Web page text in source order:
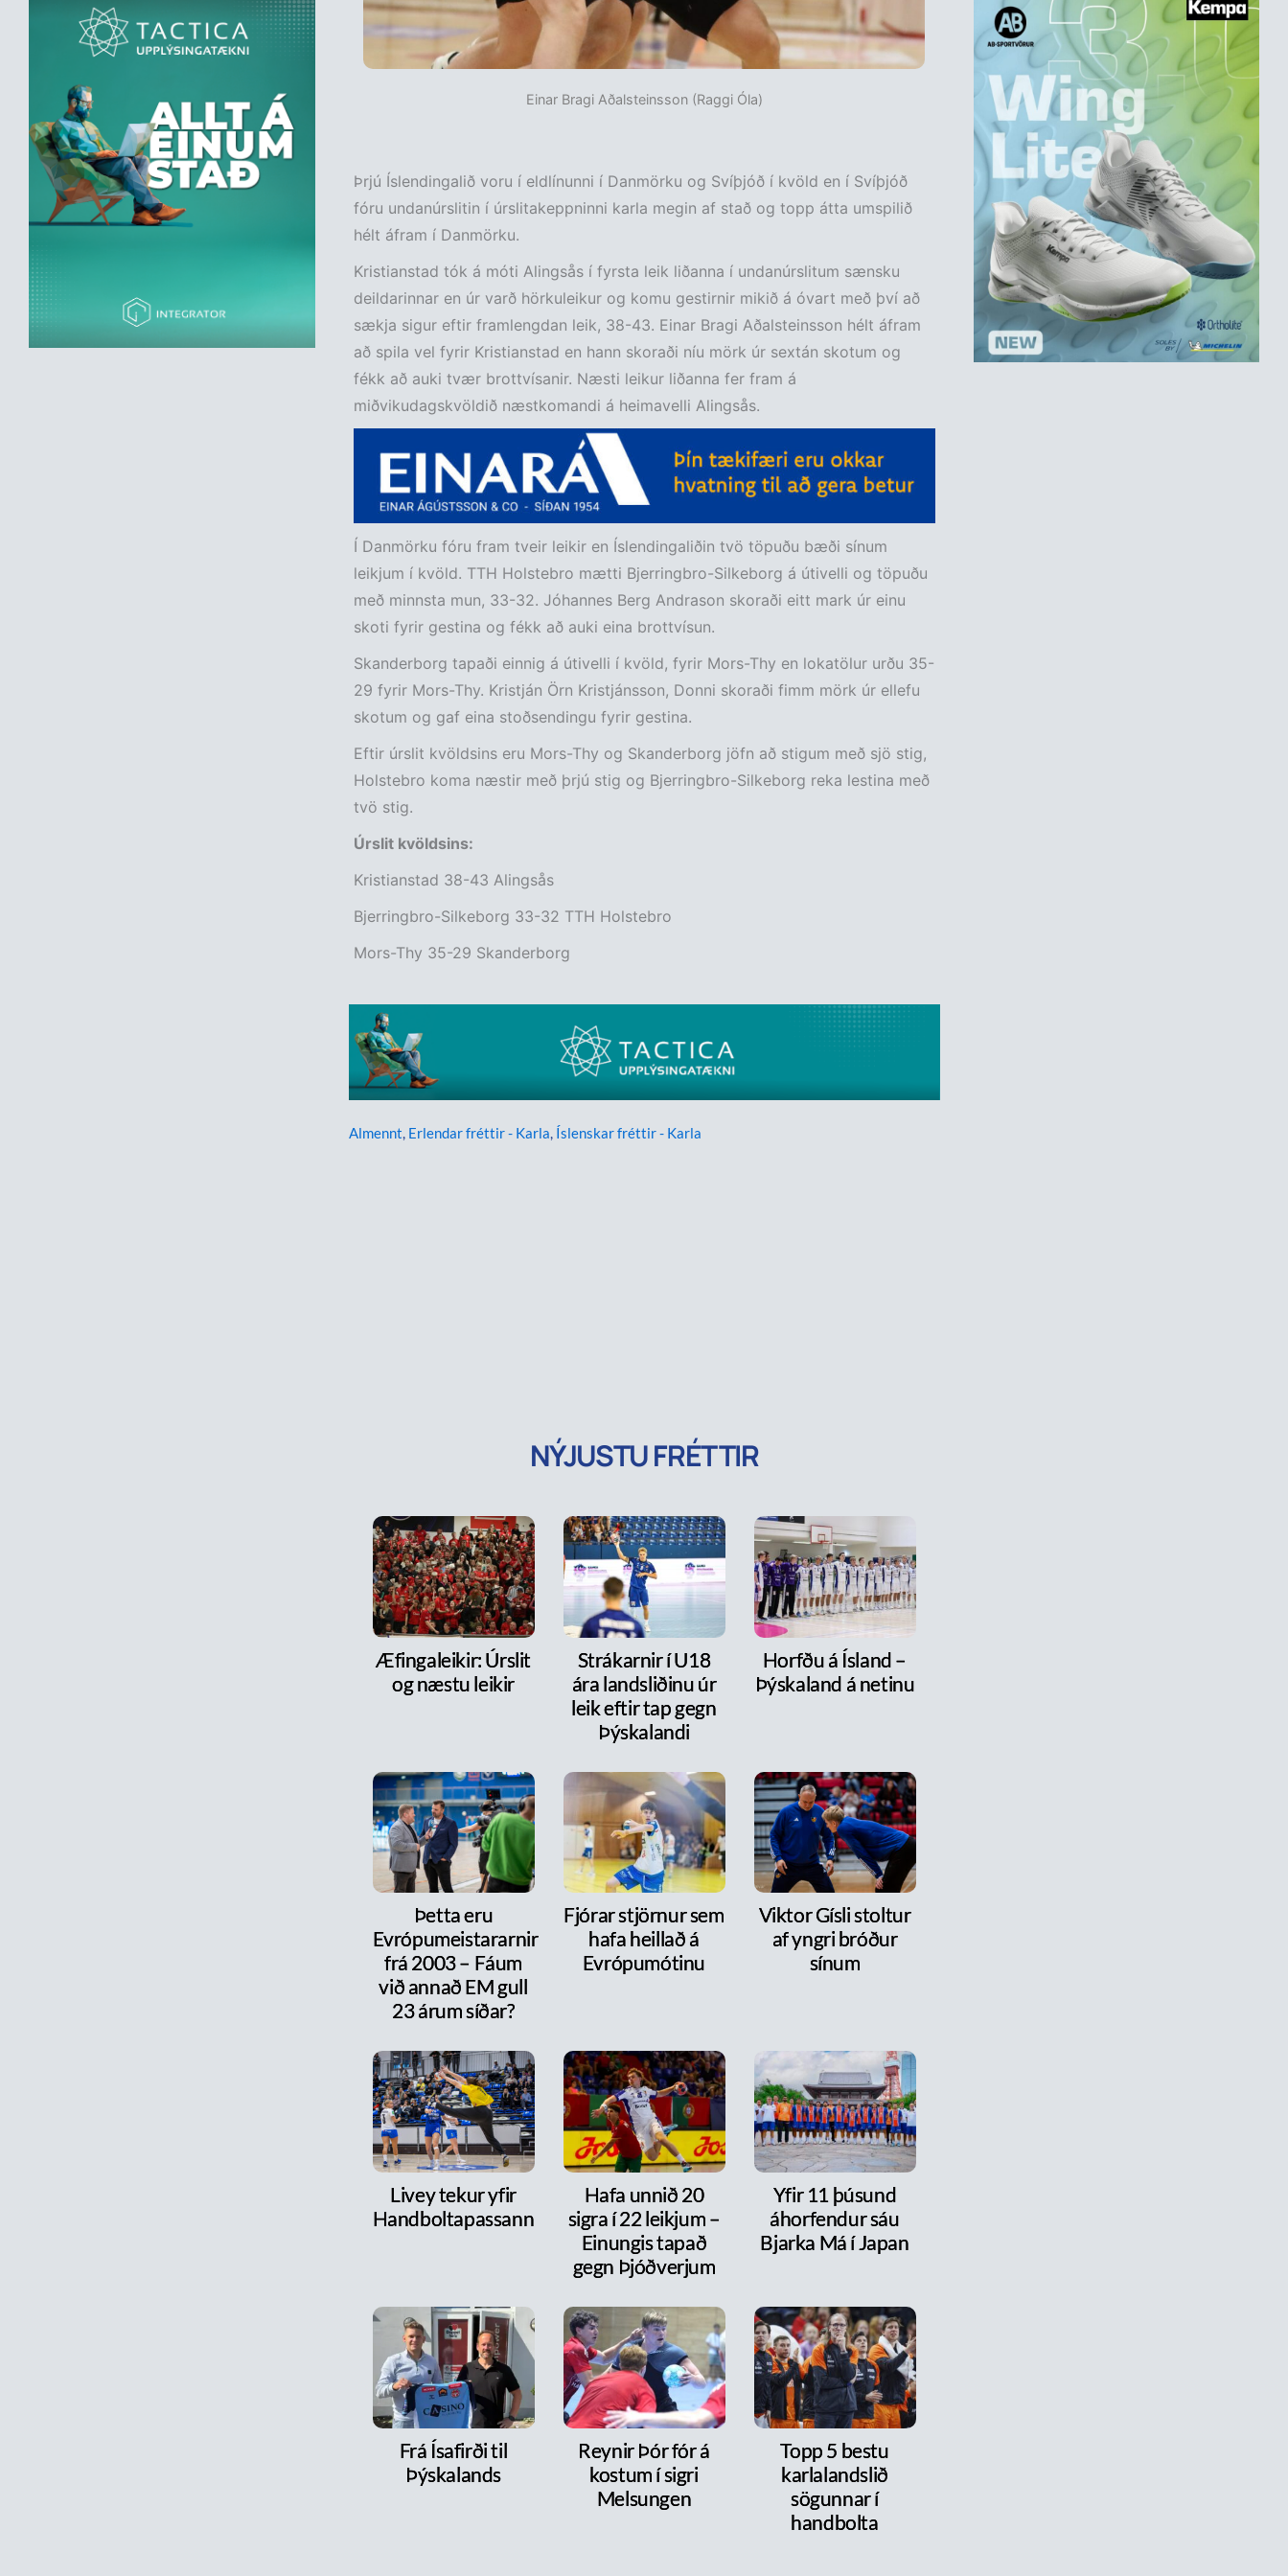
Einar Bragi Aðalsteinsson (Raggi Óla)
Þrjú Íslendingalið voru í eldlínunni í Danmörku og Svíþjóð í kvöld en í Svíþjóð
fóru undanúrslitin í úrslitakeppninni karla megin af stað og topp átta umspilið
hélt áfram í Danmörku.
Kristianstad tók á móti Alingsås í fyrsta leik liðanna í undanúrslitum sænsku
deildarinnar en úr varð hörkuleikur og komu gestirnir mikið á óvart með því að
sækja sigur eftir framlengdan leik, 38-43. Einar Bragi Aðalsteinsson hélt áfram
að spila vel fyrir Kristianstad en hann skoraði níu mörk úr sextán skotum og
fékk að auki tvær brottvísanir. Næsti leikur liðanna fer fram á
miðvikudagskvöldið næstkomandi á heimavelli Alingsås.
Í Danmörku fóru fram tveir leikir en Íslendingaliðin tvö töpuðu bæði sínum
leikjum í kvöld. TTH Holstebro mætti Bjerringbro-Silkeborg á útivelli og töpuðu
með minnsta mun, 33-32. Jóhannes Berg Andrason skoraði eitt mark úr einu
skoti fyrir gestina og fékk að auki eina brottvísun.
Skanderborg tapaði einnig á útivelli í kvöld, fyrir Mors-Thy en lokatölur urðu 35-
29 fyrir Mors-Thy. Kristján Örn Kristjánsson, Donni skoraði fimm mörk úr ellefu
skotum og gaf eina stoðsendingu fyrir gestina.
Eftir úrslit kvöldsins eru Mors-Thy og Skanderborg jöfn að stigum með sjö stig,
Holstebro koma næstir með þrjú stig og Bjerringbro-Silkeborg reka lestina með
tvö stig.
Úrslit kvöldsins:
Kristianstad 38-43 Alingsås
Bjerringbro-Silkeborg 33-32 TTH Holstebro
Mors-Thy 35-29 Skanderborg
Almennt, Erlendar fréttir - Karla, Íslenskar fréttir - Karla
NÝJUSTU FRÉTTIR
Æfingaleikir: Úrslit
og næstu leikir
Strákarnir í U18
ára landsliðinu úr
leik eftir tap gegn
Þýskalandi
Horfðu á Ísland –
Þýskaland á netinu
Þetta eru
Evrópumeistararnir
frá 2003 – Fáum
við annað EM gull
23 árum síðar?
Fjórar stjörnur sem
hafa heillað á
Evrópumótinu
Viktor Gísli stoltur
af yngri bróður
sínum
Livey tekur yfir
Handboltapassann
Hafa unnið 20
sigra í 22 leikjum –
Einungis tapað
gegn Þjóðverjum
Yfir 11 þúsund
áhorfendur sáu
Bjarka Má í Japan
Frá Ísafirði til
Þýskalands
Reynir Þór fór á
kostum í sigri
Melsungen
Topp 5 bestu
karlalandslið
sögunnar í
handbolta